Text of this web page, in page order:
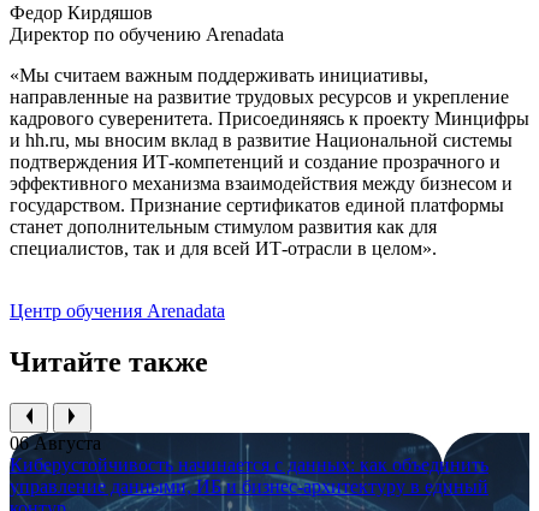
Федор Кирдяшов
Директор по обучению Arenadata
«Мы считаем важным поддерживать инициативы,
направленные на развитие трудовых ресурсов и укрепление
кадрового суверенитета. Присоединяясь к проекту Минцифры
и hh.ru, мы вносим вклад в развитие Национальной системы
подтверждения ИТ-компетенций и создание прозрачного и
эффективного механизма взаимодействия между бизнесом и
государством. Признание сертификатов единой платформы
станет дополнительным стимулом развития как для
специалистов, так и для всей ИТ-отрасли в целом».
Центр обучения Arenadata
Читайте также
06 Августа
Киберустойчивость начинается с данных: как объединить
управление данными, ИБ и бизнес-архитектуру в единый